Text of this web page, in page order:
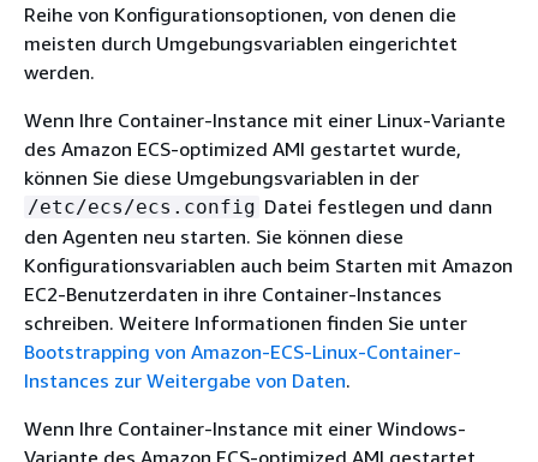
Reihe von Konfigurationsoptionen, von denen die
meisten durch Umgebungsvariablen eingerichtet
werden.
Wenn Ihre Container-Instance mit einer Linux-Variante
des Amazon ECS-optimized AMI gestartet wurde,
können Sie diese Umgebungsvariablen in der
/etc/ecs/ecs.config Datei festlegen und dann
den Agenten neu starten. Sie können diese
Konfigurationsvariablen auch beim Starten mit Amazon
EC2-Benutzerdaten in ihre Container-Instances
schreiben. Weitere Informationen finden Sie unter
Bootstrapping von Amazon-ECS-Linux-Container-
Instances zur Weitergabe von Daten.
Wenn Ihre Container-Instance mit einer Windows-
Variante des Amazon ECS-optimized AMI gestartet